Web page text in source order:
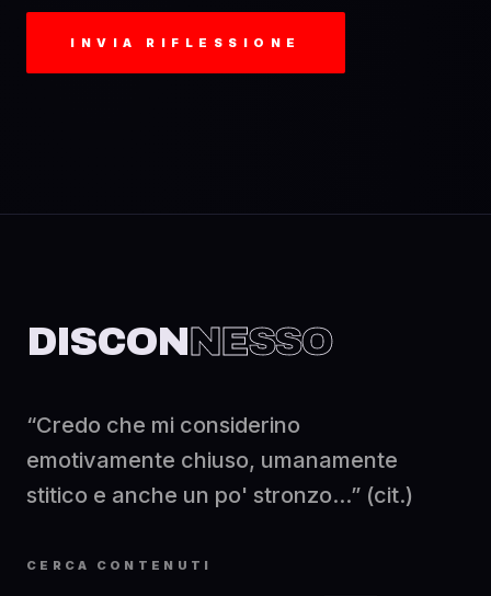
INVIA RIFLESSIONE
DISCONNESSO
“Credo che mi considerino
emotivamente chiuso, umanamente
stitico e anche un po' stronzo...” (cit.)
CERCA CONTENUTI